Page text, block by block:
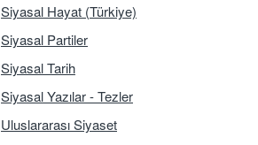
Siyasal Hayat (Türkiye)
Siyasal Partiler
Siyasal Tarih
Siyasal Yazılar - Tezler
Uluslararası Siyaset